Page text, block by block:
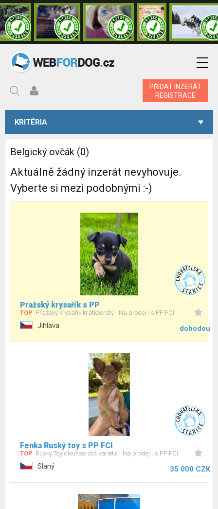
PŘIDAT INZERÁT
REGISTRACE
KRITÉRIA
Belgický ovčák (0)
Aktuálně žádný inzerát nevyhovuje.
Vyberte si mezi podobnými :-)
Pražský krysařík s PP
TOP Pražský krysařík krátkosrstý Na prodej s PP FCI
Jihlava dohodou
Fenka Ruský toy s PP FCI
TOP Ruský Toy dlouhosrstá varieta Na prodej s PP FCI
Slaný 35 000 CZK